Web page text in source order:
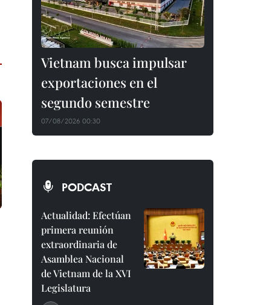
Vietnam busca impulsar
exportaciones en el
segundo semestre
07/08/2026 00:30
PODCAST
Actualidad: Efectúan
primera reunión
extraordinaria de
Asamblea Nacional
de Vietnam de la XVI
Legislatura